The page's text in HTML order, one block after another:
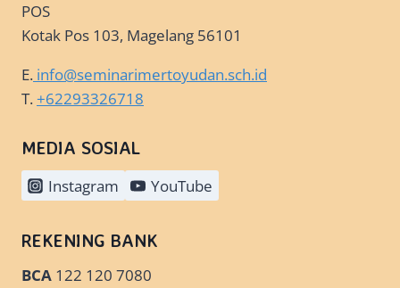
POS
Kotak Pos 103, Magelang 56101
E. info@seminarimertoyudan.sch.id
T.+62293326718
MEDIA SOSIAL
Instagram YouTube
REKENING BANK
BCA 122 120 7080